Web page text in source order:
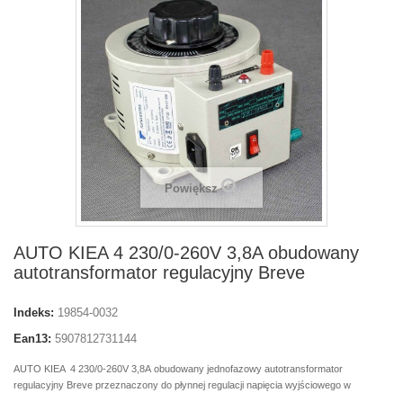
Powiększ
AUTO KIEA 4 230/0-260V 3,8A obudowany
autotransformator regulacyjny Breve
Indeks: 19854-0032
Ean13: 5907812731144
AUTO KIEA 4 230/0-260V 3,8A obudowany jednofazowy autotransformator
regulacyjny Breve przeznaczony do płynnej regulacji napięcia wyjściowego w